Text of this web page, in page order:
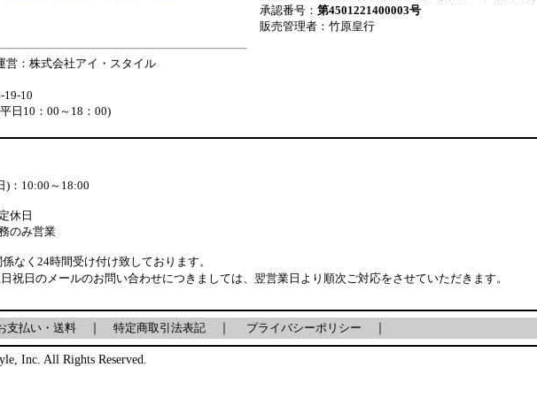
：株式会社アイ・スタイル
19-10
日10：00～18：00)
承認番号： 第4501221400003号
販売管理者：竹原皇行
)：10:00～18:00
休日
のみ営業
なく24時間受け付け致しております。
祝日のメールのお問い合わせにつきましては、翌営業日より順次ご対応をさせていただきます。
支払い・送料｜ 特定商取引法表記｜ プライバシーポリシー
Inc. All Rights Reserved.